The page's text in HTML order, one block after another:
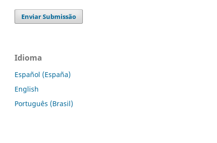
Enviar Submissão
Idioma
Español (España)
English
Português (Brasil)